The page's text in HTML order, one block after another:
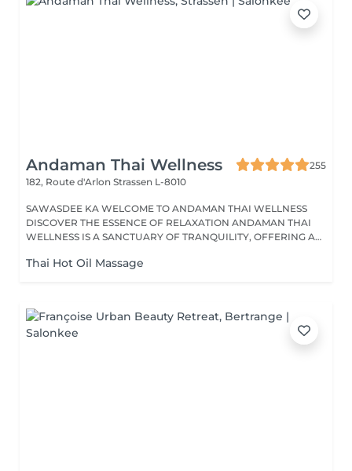
Andaman Thai Wellness
255
182, Route d'Arlon Strassen L-8010
SAWASDEE KA WELCOME TO ANDAMAN THAI WELLNESS
DISCOVER THE ESSENCE OF RELAXATION ANDAMAN THAI
WELLNESS IS A SANCTUARY OF TRANQUILITY, OFFERING A
Thai Hot Oil Massage